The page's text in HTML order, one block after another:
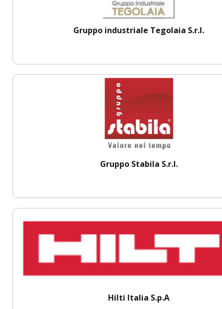
Gruppo industriale Tegolaia S.r.l.
Gruppo Stabila S.r.l.
Hilti Italia S.p.A